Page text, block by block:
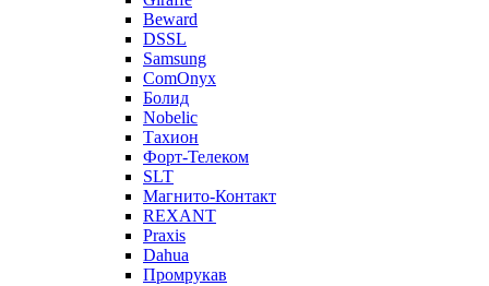
Beward
DSSL
Samsung
ComOnyx
Болид
Nobelic
Тахион
Форт-Телеком
SLT
Магнито-Контакт
REXANT
Praxis
Dahua
Промрукав